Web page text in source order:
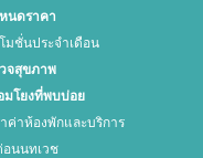
นดราคา
มชั่นประจำเดือน
จสุขภาพ
มโยงที่พบบ่อย
ค่าห้องพักและบริการ
นนทเวช